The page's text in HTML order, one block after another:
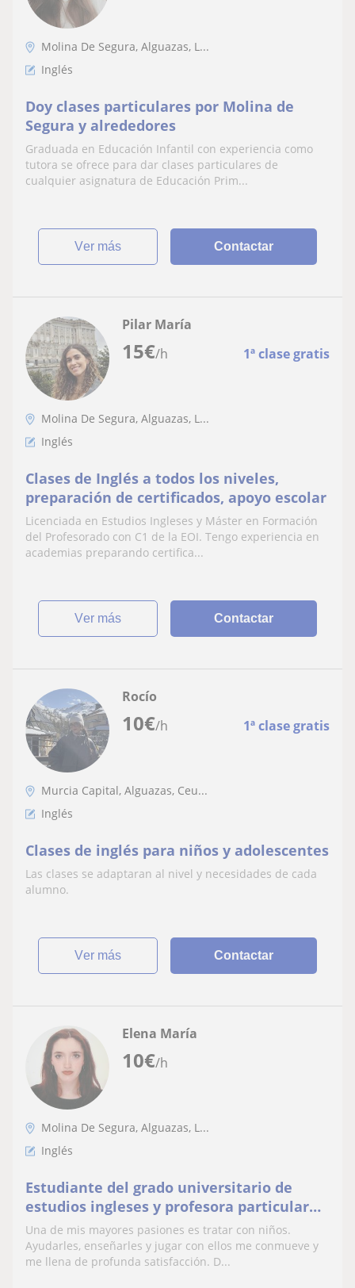
Molina De Segura, Alguazas, L...
Inglés
Doy clases particulares por Molina de
Segura y alrededores
Graduada en Educación Infantil con experiencia como
tutora se ofrece para dar clases particulares de
cualquier asignatura de Educación Prim...
ver más Contactar
15€/h 1ª clase gratis
Pilar María
Molina De Segura, Alguazas, L...
Inglés
Clases de Inglés a todos los niveles,
preparación de certificados, apoyo escolar
Licenciada en Estudios Ingleses y Máster en Formación
del Profesorado con C1 de la EOI. Tengo experiencia en
academias preparando certifica...
ver más Contactar
10€/h 1ª clase gratis
Rocío
Murcia Capital, Alguazas, Ceu...
Inglés
Clases de inglés para niños y adolescentes
Las clases se adaptaran al nivel y necesidades de cada
alumno.
ver más Contactar
10€/h
Elena María
Molina De Segura, Alguazas, L...
Inglés
Estudiante del grado universitario de
estudios ingleses y profesora particular
de niños.
Una de mis mayores pasiones es tratar con niños.
Ayudarles, enseñarles y jugar con ellos me conmueve y
me llena de profunda satisfacción. D...